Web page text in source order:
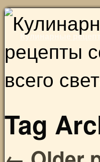
Кулинарные
Skip
content
Tag